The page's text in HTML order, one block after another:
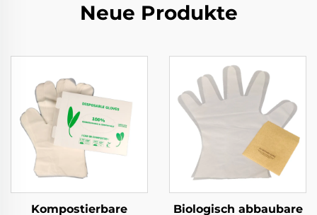
Neue Produkte
Kompostierbare
Biologisch abbaubare